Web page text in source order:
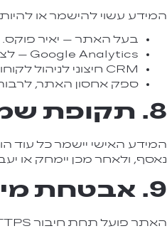
המידע עשוי להישמר או להיות
בעל האתר – יאיר פוקס.
Google Analytics – לצורך ניתוח נתוני שימוש.
CRM חיצוני לניהול לקוחות.
ספק אחסון האתר,
8. תקופת שמירת מידע
המידע האישי יישמר כל עוד
נאסף, ולאחר מכן יימחק או
9. אבטחת מידע